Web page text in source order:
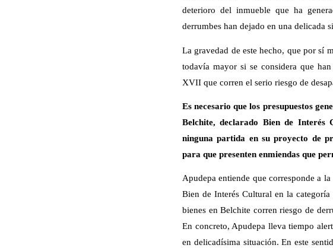
deterioro del inmueble que ha
derrumbes han dejado en una delicada
La gravedad de este hecho, que por sí
todavía mayor si se considera que
XVII que corren el serio riesgo de
Es necesario que los presupuestos
Belchite, declarado Bien de
ninguna partida en su proyecto de
para que presenten enmiendas que
Apudepa entiende que corresponde a
Bien de Interés Cultural en la
bienes en Belchite corren riesgo de
En concreto, Apudepa lleva tiempo
en delicadísima situación. En este